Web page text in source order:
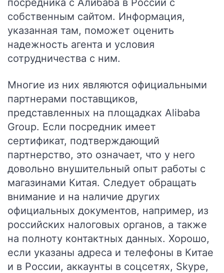
посредника с Алибаба в России с
собственным сайтом. Информация,
указанная там, поможет оценить
надежность агента и условия
сотрудничества с ним.
Многие из них являются официальными
партнерами поставщиков,
представленных на площадках Alibaba
Group. Если посредник имеет
сертификат, подтверждающий
партнерство, это означает, что у него
довольно внушительный опыт работы с
магазинами Китая. Следует обращать
внимание и на наличие других
официальных документов, например, из
российских налоговых органов, а также
на полноту контактных данных. Хорошо,
если указаны адреса и телефоны в Китае
и в России, аккаунты в соцсетях, Skype,